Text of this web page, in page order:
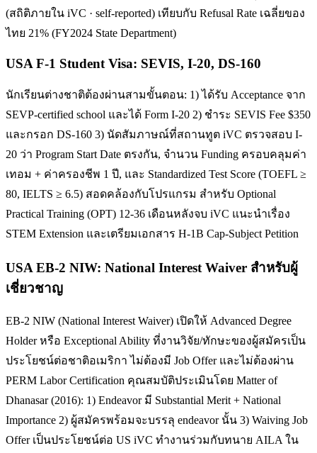
(สถิติภายใน iVC · self-reported) เทียบกับ Refusal Rate เฉลี่ยของ
ไทย 21% (FY2024 State Department)
USA F-1 Student Visa: SEVIS, I-20, DS-160
นักเรียนต่างชาติต้องผ่านสามขั้นตอน: 1) ได้รับ Acceptance จาก
SEVP-certified school และได้ Form I-20 2) ชำระ SEVIS Fee $350
และกรอก DS-160 3) นัดสัมภาษณ์ที่สถานทูต iVC ตรวจสอบ I-
20 ว่า Program Start Date ตรงกัน, จำนวน Funding ครอบคลุมค่า
เทอม + ค่าครองชีพ 1 ปี, และ Standardized Test Score (TOEFL ≥
80, IELTS ≥ 6.5) สอดคล้องกับโปรแกรม สำหรับ Optional
Practical Training (OPT) 12-36 เดือนหลังจบ iVC แนะนำเรื่อง
STEM Extension และเตรียมเอกสาร H-1B Cap-Subject Petition
USA EB-2 NIW: National Interest Waiver สำหรับผู้
เชี่ยวชาญ
EB-2 NIW (National Interest Waiver) เปิดให้ Advanced Degree
Holder หรือ Exceptional Ability ที่งานวิจัย/ทักษะของผู้สมัครเป็น
ประโยชน์ต่อชาติอเมริกา ไม่ต้องมี Job Offer และไม่ต้องผ่าน
PERM Labor Certification คุณสมบัติประเมินโดย Matter of
Dhanasar (2016): 1) Endeavor มี Substantial Merit + National
Importance 2) ผู้สมัครพร้อมจะบรรลุ endeavor นั้น 3) Waiving Job
Offer เป็นประโยชน์ต่อ US iVC ทำงานร่วมกับทนาย AILA ใน